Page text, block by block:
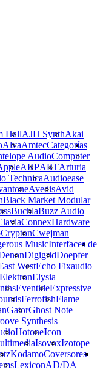
HallAJH SynthAkai
AlvaAmtec
Audio
ARPARTArturia
TechnicaAudioease
AvedisAvid
Black Market Modular
BuchlaBuzz Audio
Connex
CryptonCwejman
Music
DigigridDoepfer
ast WestEcho Fix
ElektronElysia
EventideExpressive
FerrofishFlame
GatorGhost Note
Synthesis
HotoneIcon
IsovoxIzotope
Kodamo
Lexicon
Categorías
Computer
Hardware
Interfaces de
audio
Coversores
AD/DA